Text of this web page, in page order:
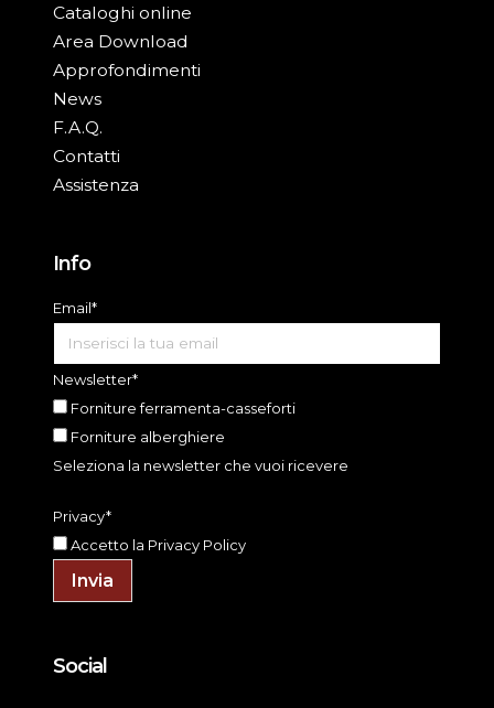
Cataloghi online
Area Download
Approfondimenti
News
F.A.Q.
Contatti
Assistenza
Info
Email*
Newsletter*
Forniture ferramenta-casseforti
Forniture alberghiere
Seleziona la newsletter che vuoi ricevere
Privacy*
Accetto la Privacy Policy
Invia
Social